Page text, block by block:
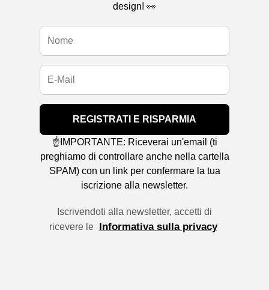
design! 👀
REGISTRATI E RISPARMIA
☝️IMPORTANTE: Riceverai un'email (ti
preghiamo di controllare anche nella cartella
SPAM) con un link per confermare la tua
iscrizione alla newsletter.
Iscrivendoti alla newsletter, accetti di
ricevere le Informativa sulla privacy